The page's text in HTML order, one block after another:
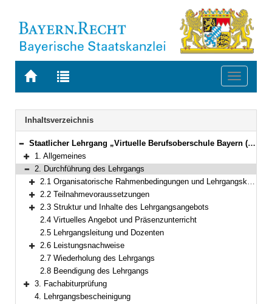
Zur
BAYERN.RECHT
Zur
letzten
Suche
Toggle
Navigation
Inhaltsverzeichnis
Bereich reduzieren
Staatlicher Lehrgang „Virtuelle Berufsoberschule Bayern (VIBOS)“
Bereich erweitern
1. Allgemeines
Bereich reduzieren
2. Durchführung des Lehrgangs
Bereich erweitern
2.1 Organisatorische Rahmenbedingungen und Lehrgangskosten
Bereich erweitern
2.2 Teilnahmevoraussetzungen
Bereich erweitern
2.3 Struktur und Inhalte des Lehrgangsangebots
2.4 Virtuelles Angebot und Präsenzunterricht
2.5 Lehrgangsleitung und Dozenten
Bereich erweitern
2.6 Leistungsnachweise
2.7 Wiederholung des Lehrgangs
2.8 Beendigung des Lehrgangs
Bereich erweitern
3. Fachabiturprüfung
4. Lehrgangsbescheinigung